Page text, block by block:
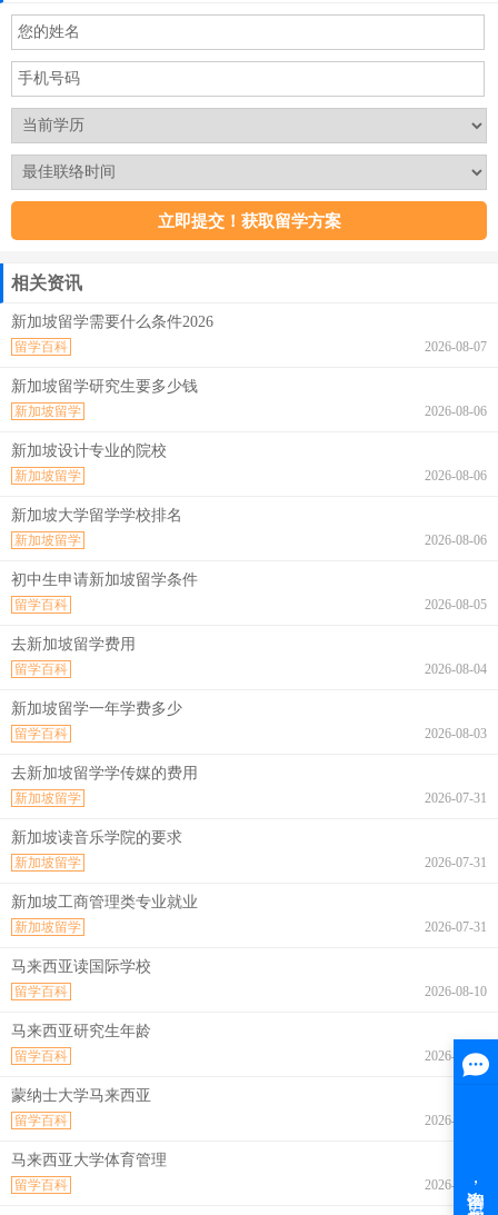
相关资讯
新加坡留学需要什么条件2026
2026-08-07
留学百科
新加坡留学研究生要多少钱
2026-08-06
新加坡留学
新加坡设计专业的院校
2026-08-06
新加坡留学
新加坡大学留学学校排名
2026-08-06
新加坡留学
初中生申请新加坡留学条件
2026-08-05
留学百科
去新加坡留学费用
2026-08-04
留学百科
新加坡留学一年学费多少
2026-08-03
留学百科
去新加坡留学学传媒的费用
2026-07-31
新加坡留学
新加坡读音乐学院的要求
2026-07-31
新加坡留学
新加坡工商管理类专业就业
2026-07-31
新加坡留学
马来西亚读国际学校
2026-08-10
留学百科
马来西亚研究生年龄
2026-08-10
留学百科
蒙纳士大学马来西亚
2026-08-10
留学百科
马来西亚大学体育管理
2026-08-10
留学百科